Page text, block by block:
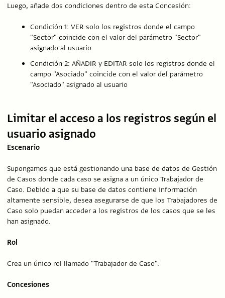
Luego, añade dos condiciones dentro de esta Concesión:
Condición 1: VER solo los registros donde el campo
"Sector" coincide con el valor del parámetro "Sector"
asignado al usuario
Condición 2: AÑADIR y EDITAR solo los registros donde el
campo "Asociado" coincide con el valor del parámetro
"Asociado" asignado al usuario
Limitar el acceso a los registros según el
usuario asignado
Escenario
Supongamos que está gestionando una base de datos de Gestión
de Casos donde cada caso se asigna a un único Trabajador de
Caso. Debido a que su base de datos contiene información
altamente sensible, desea asegurarse de que los Trabajadores de
Caso solo puedan acceder a los registros de los casos que se les
han asignado.
Rol
Crea un único rol llamado "Trabajador de Caso".
Concesiones